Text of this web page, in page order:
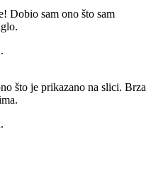
Dobio sam ono što sam
što je prikazano na slici. Brza